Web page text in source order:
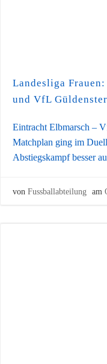
Landesliga
und VfL
Eintracht Elbmarsch –
Matchplan ging im
Abstiegskampf besser
von Fussballabteilung am